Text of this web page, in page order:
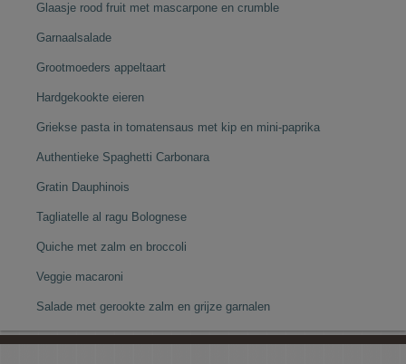
Glaasje rood fruit met mascarpone en crumble
Garnaalsalade
Grootmoeders appeltaart
Hardgekookte eieren
Griekse pasta in tomatensaus met kip en mini-paprika
Authentieke Spaghetti Carbonara
Gratin Dauphinois
Tagliatelle al ragu Bolognese
Quiche met zalm en broccoli
Veggie macaroni
Salade met gerookte zalm en grijze garnalen